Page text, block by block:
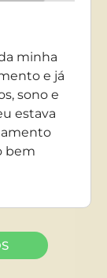
minha
e já
sono e
estava
bem